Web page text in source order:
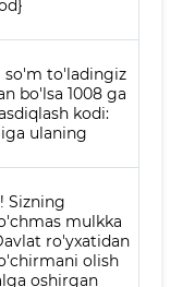
so'm to'ladingiz
bo'lsa 1008 ga
kodi:
ulaning
Sizning
mulkka
ro'yxatidan
olish
oshirgan